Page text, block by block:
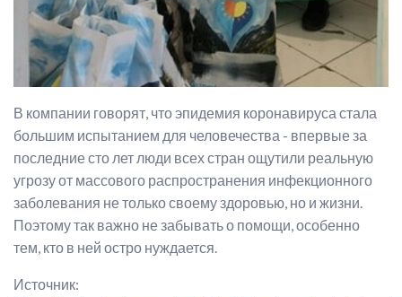
В компании говорят, что эпидемия коронавируса стала
большим испытанием для человечества - впервые за
последние сто лет люди всех стран ощутили реальную
угрозу от массового распространения инфекционного
заболевания не только своему здоровью, но и жизни.
Поэтому так важно не забывать о помощи, особенно
тем, кто в ней остро нуждается.
Источник: